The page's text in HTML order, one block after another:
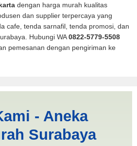
dengan harga murah kualitas
dan supplier terpercaya yang
cafe, tenda sarnafil, tenda promosi, dan
Hubungi WA0822-5779-5508
pemesanan dengan pengiriman ke
ANEKA TENDA
- Aneka
Surabaya